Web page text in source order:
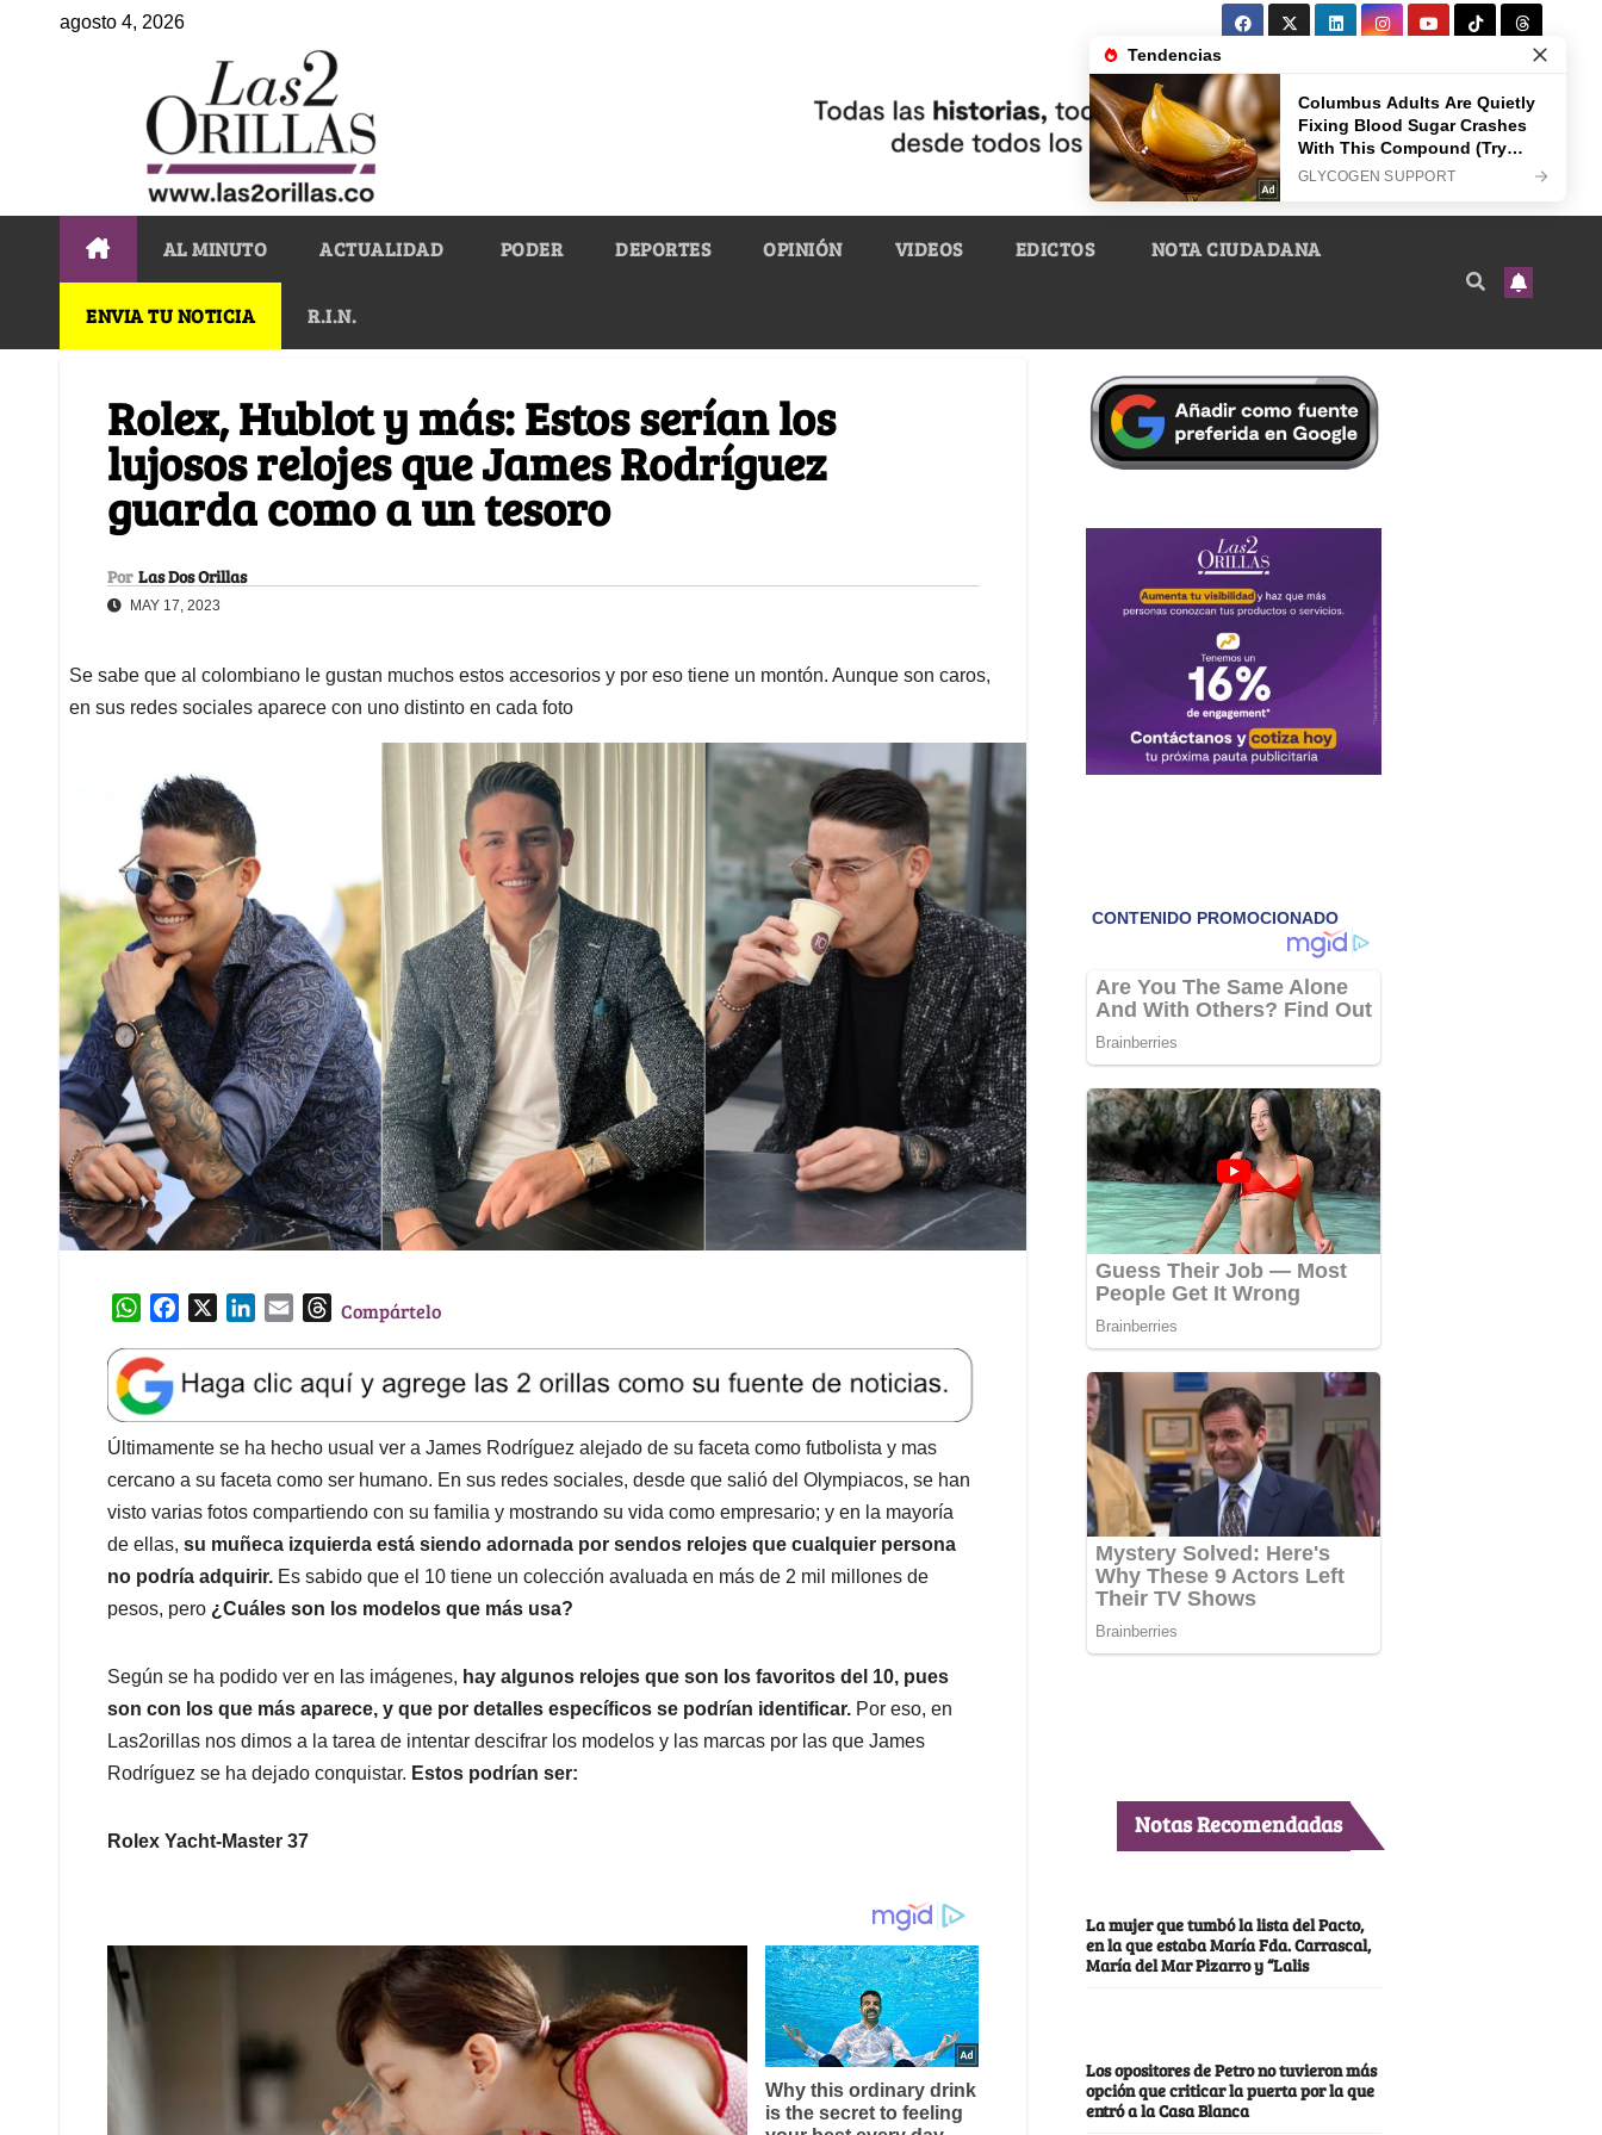
agosto 4, 2026
AL MINUTO ACTUALIDAD PODER DEPORTES OPINIÓN VIDEOS EDICTOS NOTA CIUDADANA
ENVIA TU NOTICIA R.I.N.
Rolex, Hublot y más: Estos serían los
lujosos relojes que James Rodríguez
guarda como a un tesoro
Por Las Dos Orillas
MAY 17, 2023
Se sabe que al colombiano le gustan muchos estos accesorios y por eso tiene un montón. Aunque son caros,
en sus redes sociales aparece con uno distinto en cada foto
W
a
t
s
A
p
p
e
b
o
o
k
k
e
d
I
n
l
T
e
a
d
s
Compártelo
Últimamente se ha hecho usual ver a James Rodríguez alejado de su faceta como futbolista y mas
cercano a su faceta como ser humano. En sus redes sociales, desde que salió del Olympiacos, se han
visto varias fotos compartiendo con su familia y mostrando su vida como empresario; y en la mayoría
de ellas, su muñeca izquierda está siendo adornada por sendos relojes que cualquier persona
no podría adquirir. Es sabido que el 10 tiene un colección avaluada en más de 2 mil millones de
pesos, pero ¿Cuáles son los modelos que más usa?
Según se ha podido ver en las imágenes, hay algunos relojes que son los favoritos del 10, pues
son con los que más aparece, y que por detalles específicos se podrían identificar. Por eso, en
Las2orillas nos dimos a la tarea de intentar descifrar los modelos y las marcas por las que James
Rodríguez se ha dejado conquistar. Estos podrían ser:
Rolex Yacht-Master 37
Notas Recomendadas
La mujer que tumbó la lista del Pacto,
en la que estaba María Fda. Carrascal,
María del Mar Pizarro y “Lalis
Los opositores de Petro no tuvieron más
opción que criticar la puerta por la que
entró a la Casa Blanca